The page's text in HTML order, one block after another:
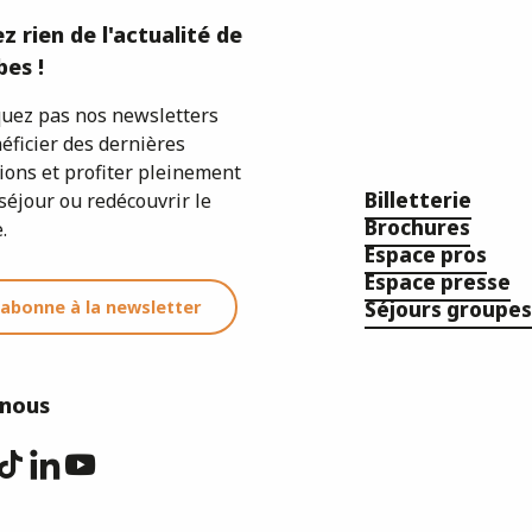
rien de l'actualité de
!
pas nos newsletters
des dernières
et profiter pleinement
ou redécouvrir le
à la newsletter
Billetterie
Brochures
Espace pros
Espace presse
Séjours groupes